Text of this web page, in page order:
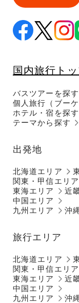
国内旅行ト
バスツアーを探す
個人旅行（ブー
ホテル・宿を探す
テーマから探す
出発地
北海道エリア
関東・甲信エリア
東海エリア
近
中国エリア
九州エリア
沖
旅行エリア
北海道エリア
関東・甲信エリア
東海エリア
近
中国エリア
九州エリア
沖